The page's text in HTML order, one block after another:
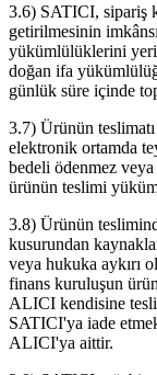
3.6) SATICI, sipariş
getirilmesinin
yükümlülüklerini
doğan ifa
günlük süre içinde
3.7) Ürünün
elektronik ortamda
bedeli ödenmez
ürünün teslimi
3.8) Ürünün
kusurundan
veya hukuka aykırı
finans kuruluşun
ALICI kendisine
SATICI'ya iade
ALICI'ya aittir.